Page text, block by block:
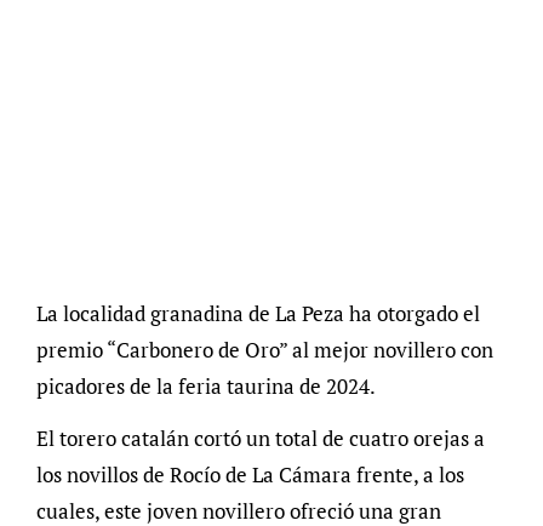
La localidad granadina de La Peza ha otorgado el
premio “Carbonero de Oro” al mejor novillero con
picadores de la feria taurina de 2024.
El torero catalán cortó un total de cuatro orejas a
los novillos de Rocío de La Cámara frente, a los
cuales, este joven novillero ofreció una gran